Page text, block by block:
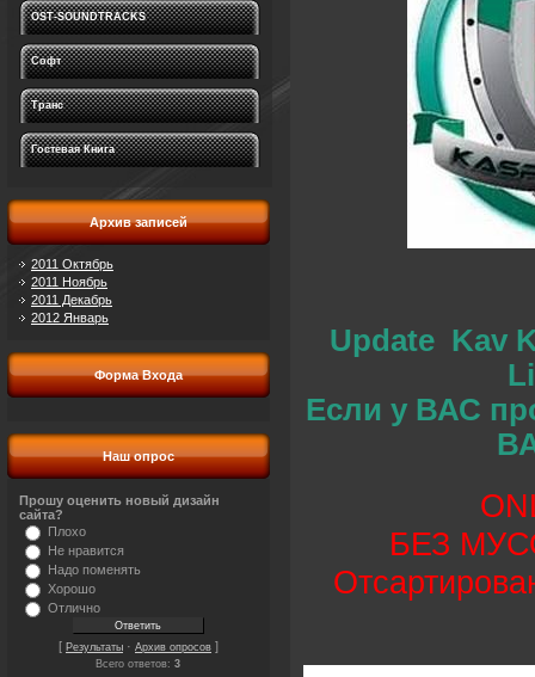
OST-SOUNDTRACKS
Софт
Транс
Гостевая Книга
Архив записей
2011 Октябрь
2011 Ноябрь
2011 Декабрь
2012 Январь
Форма Входа
Наш опрос
Прошу оценить новый дизайн
сайта?
Плохо
Не нравится
Надо поменять
Хорошо
Отлично
[ Результаты · Архив опросов ]
Всего ответов:3
Update Kav
Если у ВАС
БЕЗ